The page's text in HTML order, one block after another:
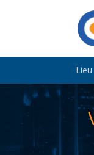
Lieu